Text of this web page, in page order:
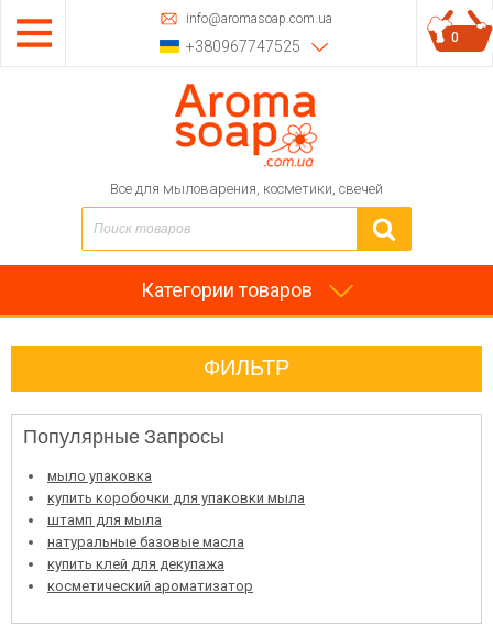
info@aromasoap.com.ua
+380967747525
Все для мыловарения, косметики, свечей
0
Категории товаров
ФИЛЬТР
Популярные Запросы
мыло упаковка
купить коробочки для упаковки мыла
штамп для мыла
натуральные базовые масла
купить клей для декупажа
косметический ароматизатор